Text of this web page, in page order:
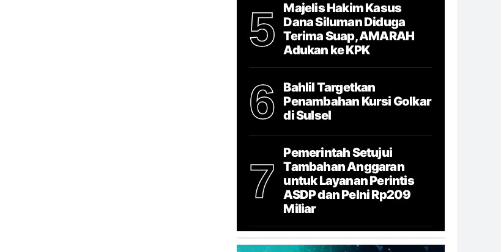
5
Majelis Hakim Kasus
Dana Siluman Diduga
Terima Suap, AMARAH
Adukan ke KPK
6
Bahlil Targetkan
Penambahan Kursi Golkar
di Sulsel
7
Pemerintah Setujui
Tambahan Anggaran
untuk Layanan Perintis
ASDP dan Pelni Rp209
Miliar